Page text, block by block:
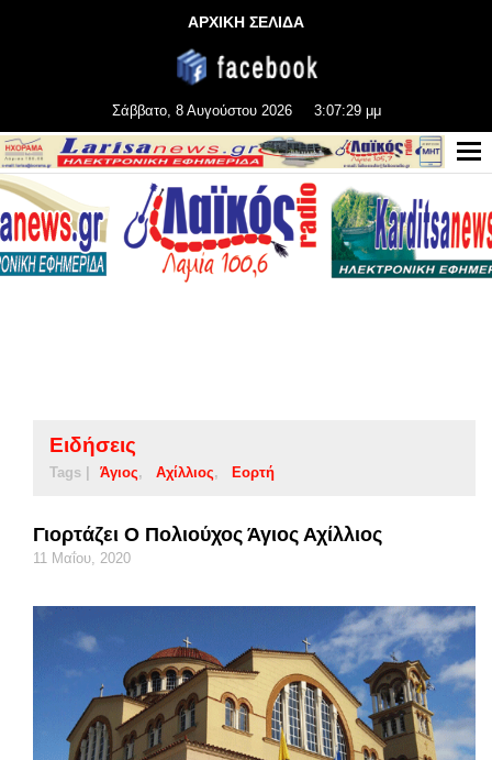
ΑΡΧΙΚΗ ΣΕΛΙΔΑ
Σάββατο, 8 Αυγούστου 2026 3:07:29 μμ
Ειδήσεις
Tags | Άγιος Αχίλλιος Εορτή
Γιορτάζει Ο Πολιούχος Άγιος Αχίλλιος
11 Μαΐου, 2020